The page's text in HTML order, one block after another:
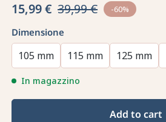
15,99 € 39,99 € -60%
Dimensione
105 mm 115 mm 125 mm
In magazzino
Add to cart